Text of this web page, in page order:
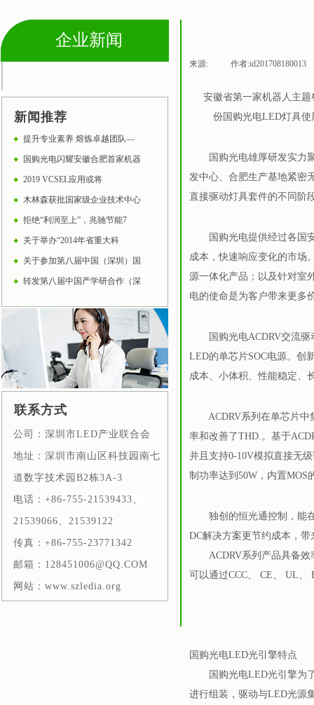
来源: 作者:id201708180013
安徽省第一家机器人主题
份国购光电LED灯具
国购光电雄厚研发实力聚
发中心、合肥生产基地紧密
直接驱动灯具套件的不同阶
国购光电提供经过各国安
成本，快速响应变化的市场
源一体化产品；以及针对室
电的使命是为客户带来更多
国购光电ACDRV交流驱
LED的单芯片SOC电源。创
成本、小体积、性能稳定、
ACDRV系列在单芯片中
率和改善了THD.。基于
并且支持0-10V模拟直接无
制功率达到50W，内置MOS
独创的恒光通控制，能在
DC解决方案更节约成本，
ACDRV系列产品具备效率
可以通过CCC、 CE、 UL、
国购光电LED光引擎特点
国购光电LED光引擎为了
进行组装，驱动与LED光源
企业新闻
新闻推荐
提升专业素养 熔炼卓越团队—
国购光电闪耀安徽合肥首家机器
2019 VCSEL应用或将
木林森获批国家级企业技术中心
拒绝“利润至上”，兆驰节能7
关于举办“2014年省重大科
关于参加第八届中国（深圳）国
转发第八届中国产学研合作（深
联系方式
公司：深圳市LED产业联合会
地址：深圳市南山区科技园南七
道数字技术园B2栋3A-3
电话：+86-755-21539433、
21539066、21539122
传真：+86-755-23771342
邮箱：128451006@QQ.COM
网站：www.szledia.org